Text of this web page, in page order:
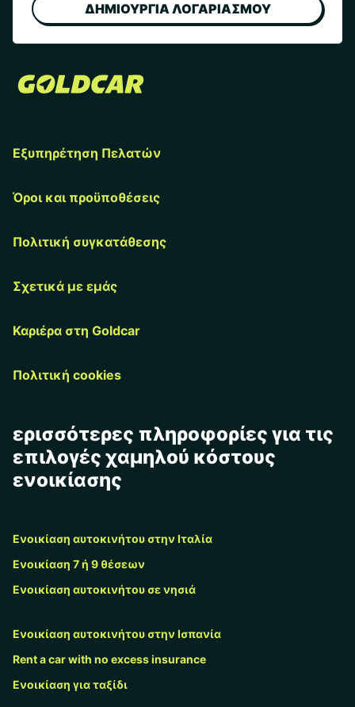
ΔΗΜΙΟΥΡΓΙΑ ΛΟΓΑΡΙΑΣΜΟΥ
Εξυπηρέτηση Πελατών
Όροι και προϋποθέσεις
Πολιτική συγκατάθεσης
Σχετικά με εμάς
Καριέρα στη Goldcar
Πολιτική cookies
ερισσότερες πληροφορίες για τις
επιλογές χαμηλού κόστους
ενοικίασης
Ενοικίαση αυτοκινήτου στην Ιταλία
Ενοικίαση 7 ή 9 θέσεων
Ενοικίαση αυτοκινήτου σε νησιά
Ενοικίαση αυτοκινήτου στην Ισπανία
Rent a car with no excess insurance
Ενοικίαση για ταξίδι